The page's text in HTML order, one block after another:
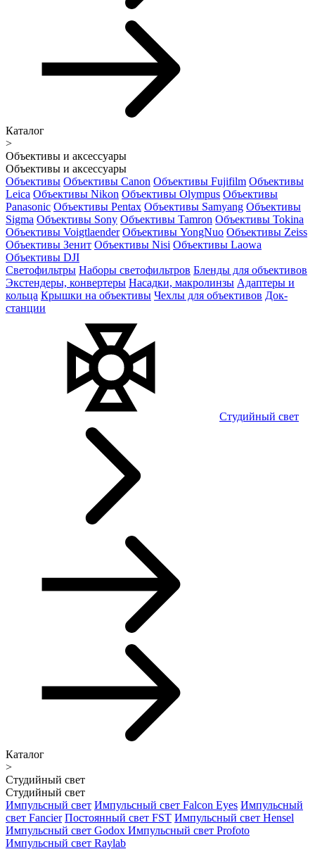
Каталог
>
Объективы и аксессуары
Объективы и аксессуары
Объективы Объективы Canon Объективы Fujifilm Объективы
Leica Объективы Nikon Объективы Olympus Объективы
Panasonic Объективы Pentax Объективы Samyang Объективы
Sigma Объективы Sony Объективы Tamron Объективы Tokina
Объективы Voigtlaender Объективы YongNuo Объективы Zeiss
Объективы Зенит Объективы Nisi Объективы Laowa
Объективы DJI
Светофильтры Наборы светофильтров Бленды для объективов
Экстендеры, конвертеры Насадки, макролинзы Адаптеры и
кольца Крышки на объективы Чехлы для объективов Док-
станции
Студийный свет
Каталог
>
Студийный свет
Студийный свет
Импульсный свет Импульсный свет Falcon Eyes Импульсный
свет Fancier Постоянный свет FST Импульсный свет Hensel
Импульсный свет Godox Импульсный свет Profoto
Импульсный свет Raylab